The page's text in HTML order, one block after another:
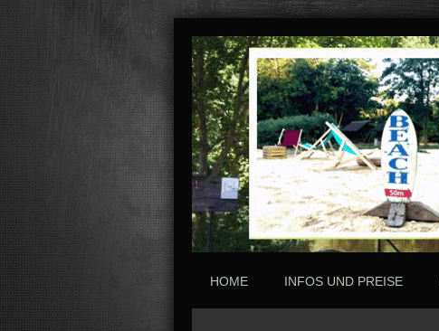
HOME INFOS UND PREISE